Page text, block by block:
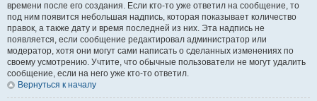
времени после его создания. Если кто-то уже ответил на сообщение, то
под ним появится небольшая надпись, которая показывает количество
правок, а также дату и время последней из них. Эта надпись не
появляется, если сообщение редактировал администратор или
модератор, хотя они могут сами написать о сделанных изменениях по
своему усмотрению. Учтите, что обычные пользователи не могут удалить
сообщение, если на него уже кто-то ответил.
Вернуться к началу